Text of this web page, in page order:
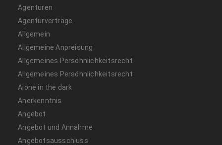
Agenturen
Agenturverträge
Allgemein
Allgemeine Anpreisung
Allgemeines Persöhnlichkeitsrecht
Allgemeines Persöhnlichkeitsrecht
Alone in the dark
Anerkenntnis
Angebot
Angebot und Annahme
Angebotsausschluss